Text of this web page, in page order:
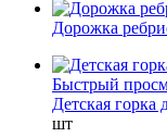
Дорожка
Быстрый
Детская горка
шт